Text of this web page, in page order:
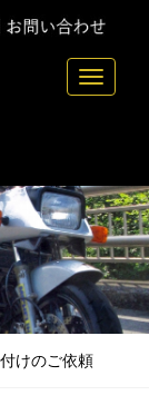
Toggle
行っている「
けのご依頼